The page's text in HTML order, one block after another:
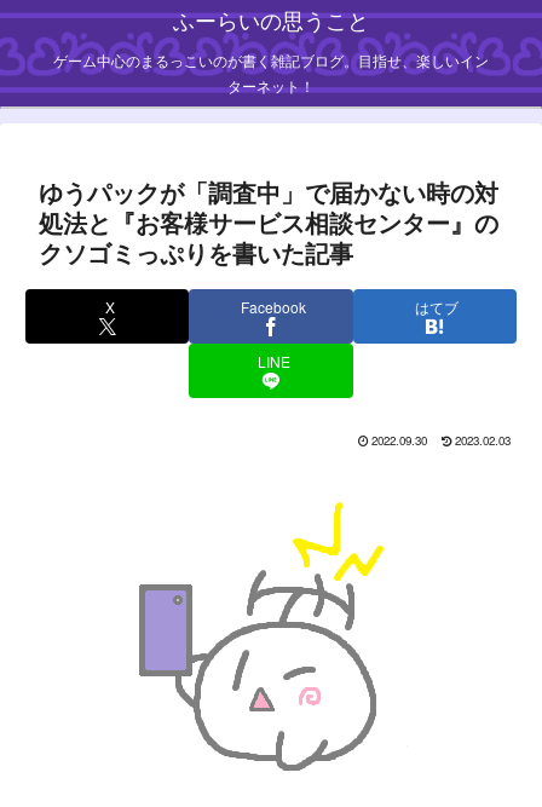
ふーらいの思うこと
ゲーム中心のまるっこいのが書く雑記ブログ。目指せ、楽しいイン
ターネット！
ゆうパックが「調査中」で届かない時の対
処法と『お客様サービス相談センター』の
クソゴミっぷりを書いた記事
X Facebook はてブ
LINE
2022.09.30 2023.02.03